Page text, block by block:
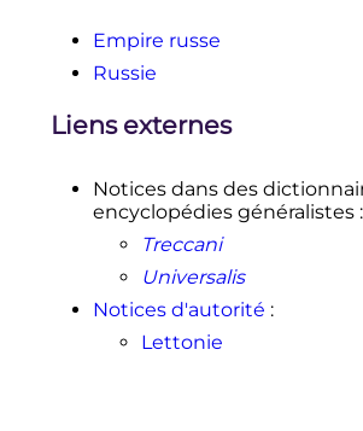
Empire russe
Russie
Liens externes
Notices dans des
encyclopédies généralistes:
Treccani
Universalis
Notices d'autorité :
Lettonie